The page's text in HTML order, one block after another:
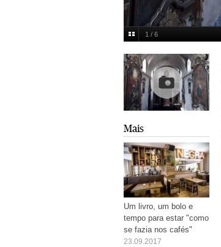
José Maria Ferreira
1 / 6
Multimedia
Mais
Um livro, um bolo e
tempo para estar "como
se fazia nos cafés"
23.09.2017